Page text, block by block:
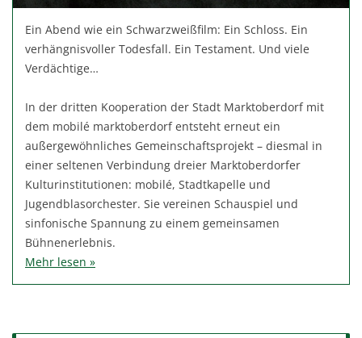
Ein Abend wie ein Schwarzweißfilm: Ein Schloss. Ein
verhängnisvoller Todesfall. Ein Testament. Und viele
Verdächtige…
In der dritten Kooperation der Stadt Marktoberdorf mit
dem mobilé marktoberdorf entsteht erneut ein
außergewöhnliches Gemeinschaftsprojekt – diesmal in
einer seltenen Verbindung dreier Marktoberdorfer
Kulturinstitutionen: mobilé, Stadtkapelle und
Jugendblasorchester. Sie vereinen Schauspiel und
sinfonische Spannung zu einem gemeinsamen
Bühnenerlebnis.
Mehr lesen »